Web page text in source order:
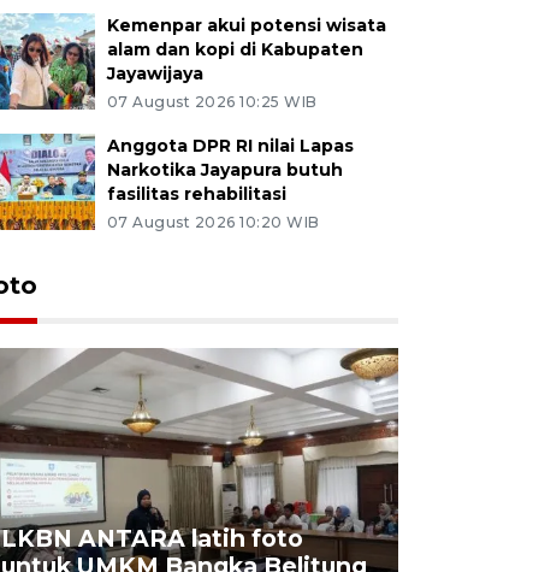
Kemenpar akui potensi wisata
alam dan kopi di Kabupaten
Jayawijaya
07 August 2026 10:25 WIB
Anggota DPR RI nilai Lapas
Narkotika Jayapura butuh
fasilitas rehabilitasi
07 August 2026 10:20 WIB
LKBN ANTARA latih foto